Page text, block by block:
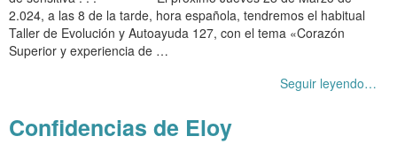
2.024, a las 8 de la tarde, hora española, tendremos el habitual
Taller de Evolución y Autoayuda 127, con el tema «Corazón
Superior y experiencia de …
Seguir leyendo…
Confidencias de Eloy